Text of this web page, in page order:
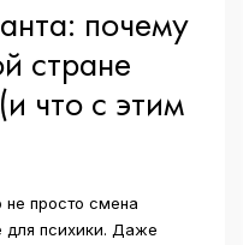
почему
стране
что с этим
просто смена
для психики. Даже